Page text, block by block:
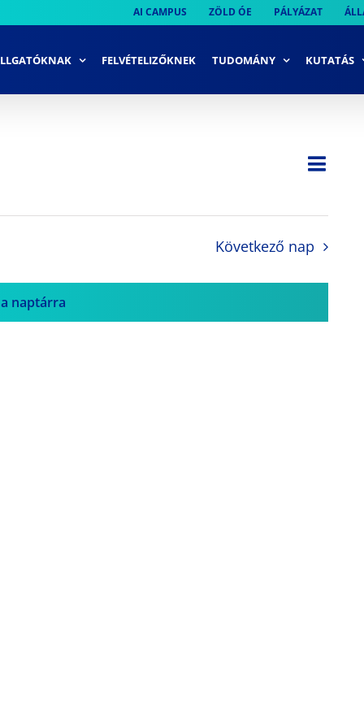
AI CAMPUS ZÖLD ÓE PÁLYÁZAT
FELVÉTELIZŐKNEK TUDOMÁNY KUTATÁS
Nap
Következő nap
naptárra